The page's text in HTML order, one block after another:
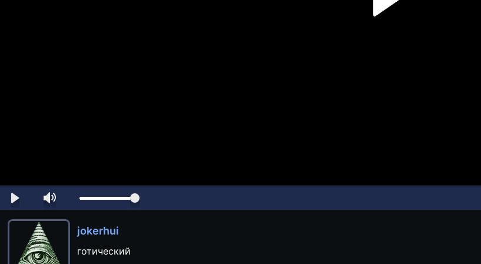
jokerhui
готический